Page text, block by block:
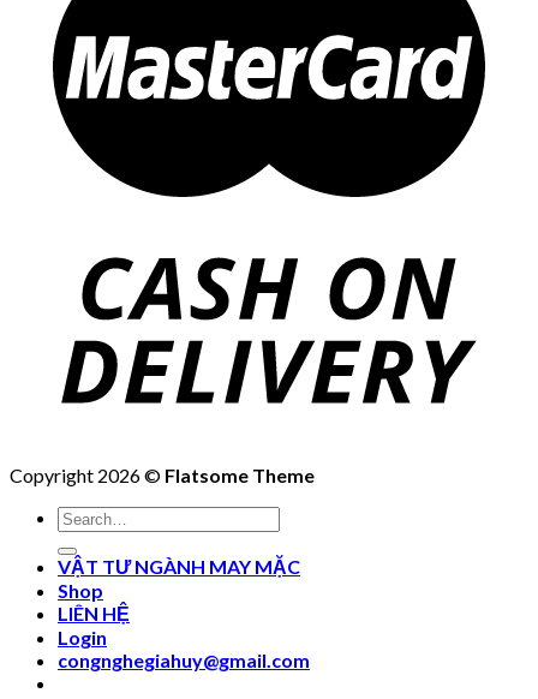
Copyright 2026 © Flatsome Theme
Search
for:
VẬT TƯ NGÀNH MAY MẶC
Shop
LIÊN HỆ
Login
congnghegiahuy@gmail.com